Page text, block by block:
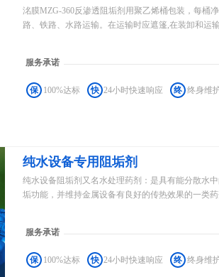
洺膜MZG-360反渗透阻垢剂用聚乙烯桶包装，每桶
路、铁路、水路运输。在运输时应遮篷,在装卸和运
服务承诺
保 100%达标 快 24小时快速响应 终 终身维
纯水设备专用阻垢剂
纯水设备阻垢剂又名水处理药剂：是具有能分散水
垢功能，并维持金属设备有良好的传热效果的一类
服务承诺
保 100%达标 快 24小时快速响应 终 终身维